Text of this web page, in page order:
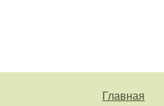
Главная